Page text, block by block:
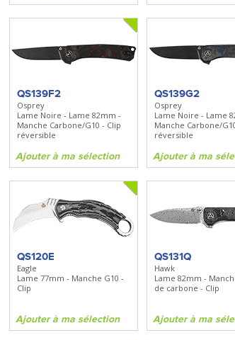
QS139F2
Osprey
Lame Noire - Lame 82mm -
Manche Carbone/G10 - Clip
réversible
Ajouter à ma sélection
QS139G2
Osprey
Lame Noire - Lame
Manche Carbone/
réversible
Ajouter à ma
QS120E
Eagle
Lame 77mm - Manche G10 -
Clip
Ajouter à ma sélection
QS131Q
Hawk
Lame 82mm -
de carbone - Clip
Ajouter à ma